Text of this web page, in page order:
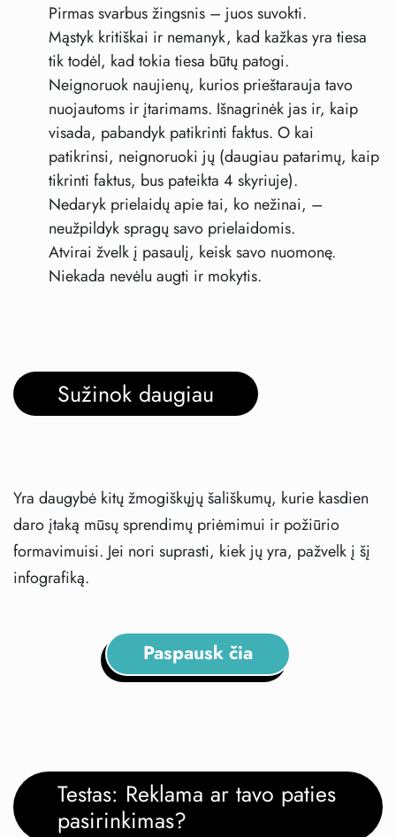
Pirmas svarbus žingsnis – juos suvokti.
Mąstyk kritiškai ir nemanyk, kad kažkas yra tiesa
tik todėl, kad tokia tiesa būtų patogi.
Neignoruok naujienų, kurios prieštarauja tavo
nuojautoms ir įtarimams. Išnagrinėk jas ir, kaip
visada, pabandyk patikrinti faktus. O kai
patikrinsi, neignoruoki jų (daugiau patarimų, kaip
tikrinti faktus, bus pateikta 4 skyriuje).
Nedaryk prielaidų apie tai, ko nežinai, –
neužpildyk spragų savo prielaidomis.
Atvirai žvelk į pasaulį, keisk savo nuomonę.
Niekada nevėlu augti ir mokytis.
Sužinok daugiau
Yra daugybė kitų žmogiškųjų šališkumų, kurie kasdien
daro įtaką mūsų sprendimų priėmimui ir požiūrio
formavimuisi. Jei nori suprasti, kiek jų yra, pažvelk į šį
infografiką.
Paspausk čia
Testas: Reklama ar tavo paties
pasirinkimas?